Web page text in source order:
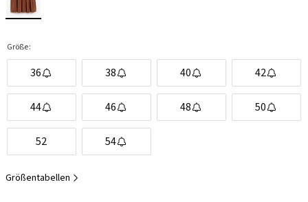
Größe:
36 38 40 42
44 46 48 50
52 54
Größentabellen